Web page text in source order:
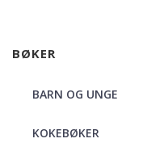
BØKER
BARN OG UNGE
KOKEBØKER